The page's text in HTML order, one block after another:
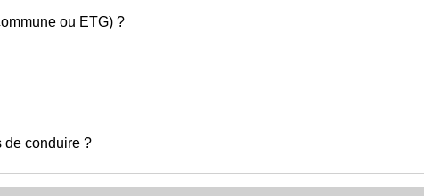
ou ETG) ?
de conduire ?